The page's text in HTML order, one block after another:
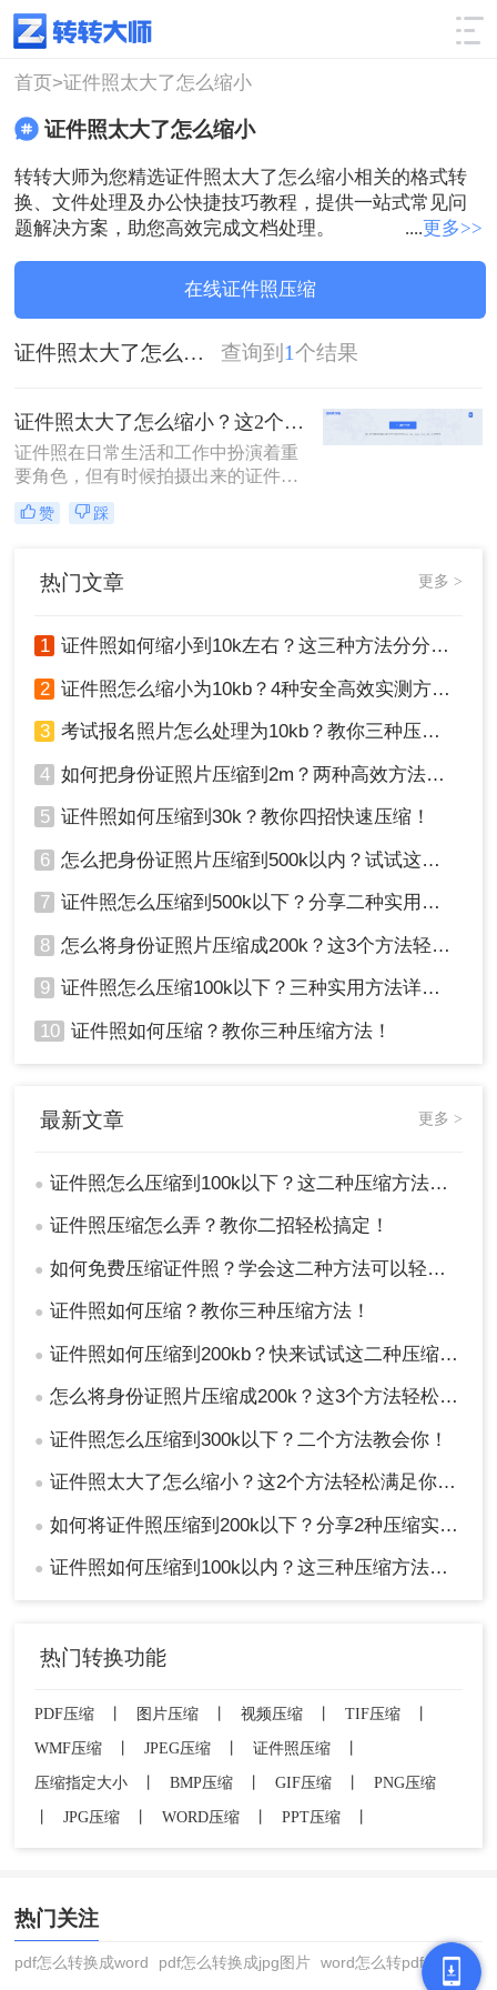
使用技巧 筛选
首页>证件照太大了怎么缩小
证件照太大了怎么缩小
转转大师为您精选证件照太大了怎么缩小相关的格式转
换、文件处理及办公快捷技巧教程，提供一站式常见问
题解决方案，助您高效完成文档处理。
....更多>>
在线证件照压缩
证件照太大了怎么缩小 查询到 1个结果
证件照太大了怎么缩小？这2个方法轻松满足你的需求 ！
证件照在日常生活和工作中扮演着重
要角色，但有时候拍摄出来的证件照
文件体积过大，不仅占用存储空间，
还可能影响上传速度或不符合某些平
小呢？本文将介绍两种高效的方法来
缩小证件照的大小。
赞 踩
热门文章 更多 >
1 证件照如何缩小到10k左右？这三种方法分分钟解决！
2 证件照怎么缩小为10kb？4种安全高效实测方法（附清晰度保障指南）
3 考试报名照片怎么处理为10kb？教你三种压缩证件照的方法！
4 如何把身份证照片压缩到2m？两种高效方法分享！
5 证件照如何压缩到30k？教你四招快速压缩！
6 怎么把身份证照片压缩到500k以内？试试这二个压缩方法！
7 证件照怎么压缩到500k以下？分享二种实用压缩方法！
8 怎么将身份证照片压缩成200k？这3个方法轻松压缩！
9 证件照怎么压缩100k以下？三种实用方法详解分享！
10 证件照如何压缩？教你三种压缩方法！
最新文章 更多 >
● 证件照怎么压缩到100k以下？这二种压缩方法很好用!
● 证件照压缩怎么弄？教你二招轻松搞定！
● 如何免费压缩证件照？学会这二种方法可以轻松压缩大小！
● 证件照如何压缩？教你三种压缩方法！
● 证件照如何压缩到200kb？快来试试这二种压缩方法！
● 怎么将身份证照片压缩成200k？这3个方法轻松压缩！
● 证件照怎么压缩到300k以下？二个方法教会你！
● 证件照太大了怎么缩小？这2个方法轻松满足你的需求 ！
● 如何将证件照压缩到200k以下？分享2种压缩实用技巧！
● 证件照如何压缩到100k以内？这三种压缩方法分享给你！
热门转换功能
PDF压缩 图片压缩 视频压缩 TIF压缩
WMF压缩
JPEG压缩 证件照压缩
压缩指定大小
BMP压缩 GIF压缩
PNG压缩
JPG压缩 WORD压缩 PPT压缩
热门关注
pdf怎么转换成word pdf怎么转换成jpg图片 word怎么转pdf